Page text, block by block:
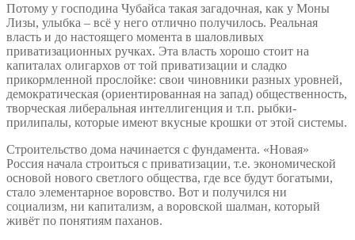
Потому у господина Чубайса такая загадочная, как у Моны
Лизы, улыбка – всё у него отлично получилось. Реальная
власть и до настоящего момента в шаловливых
приватизационных ручках. Эта власть хорошо стоит на
капиталах олигархов от той приватизации и сладко
прикормленной прослойке: свои чиновники разных уровней,
демократическая (ориентированная на запад) общественность,
творческая либеральная интеллигенция и т.п. рыбки-
прилипалы, которые имеют вкусные крошки от этой системы.
Строительство дома начинается с фундамента. «Новая»
Россия начала строиться с приватизации, т.е. экономической
основой нового светлого общества, где все будут богатыми,
стало элементарное воровство. Вот и получился ни
социализм, ни капитализм, а воровской шалман, который
живёт по понятиям паханов.